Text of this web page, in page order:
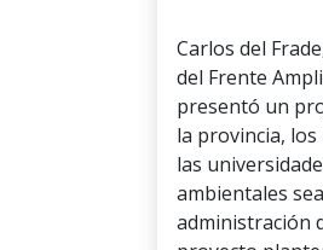
Carlos del
del Frente
presentó un
la provincia,
las
ambientales
administración